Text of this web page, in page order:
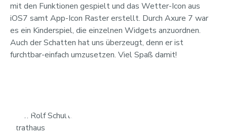
mit den Funktionen gespielt und das Wetter-Icon aus
iOS7 samt App-Icon Raster erstellt. Durch Axure 7 war
es ein Kinderspiel, die einzelnen Widgets anzuordnen.
Auch der Schatten hat uns überzeugt, denn er ist
furchtbar-einfach umzusetzen. Viel Spaß damit!